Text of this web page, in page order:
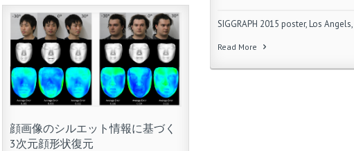
SIGGRAPH 2015 poster, Los
Read More
顔画像のシルエット情報に基づく
3次元顔形状復元